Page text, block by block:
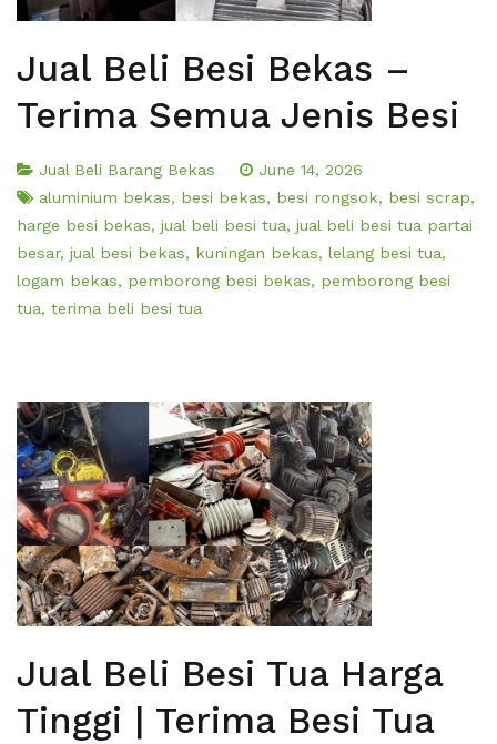
Jual Beli Besi Bekas –
Terima Semua Jenis Besi
Jual Beli Barang Bekas
June 14, 2026
aluminium bekas, besi bekas, besi rongsok, besi scrap,
harge besi bekas, jual beli besi tua, jual beli besi tua partai
besar, jual besi bekas, kuningan bekas, lelang besi tua,
logam bekas, pemborong besi bekas, pemborong besi
tua, terima beli besi tua
Jual Beli Besi Tua Harga
Tinggi | Terima Besi Tua